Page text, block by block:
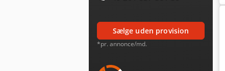
sælge uden provision
*pr. annonce/md.